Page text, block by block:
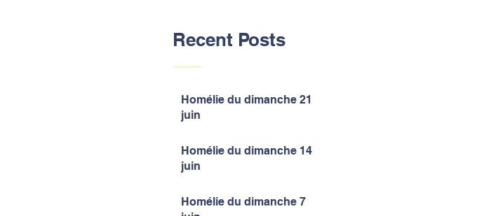
Recent Posts
Homélie du dimanche 21
juin
Homélie du dimanche 14
juin
Homélie du dimanche 7